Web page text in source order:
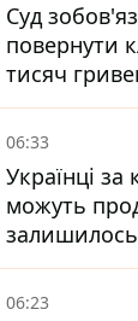
Суд
повернути
тисяч
шахраями
06:33
Українці
можуть
залишилось
Дію - МВС
06:23